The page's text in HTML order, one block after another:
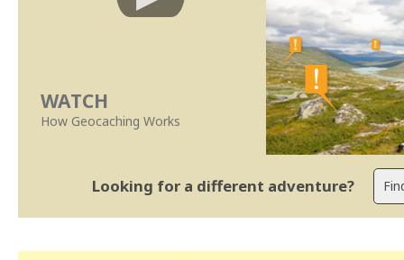
WATCH
How Geocaching Works
Looking for a different adventure?